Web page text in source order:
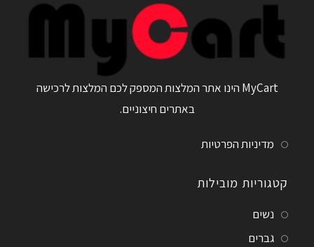
MyCart הינו אתר המלצות המספק לכם המלצות לרכישה
באתרים חיצוניים.
מדיניות הפרטיות
קטגוריות מובילות
נשים
גברים